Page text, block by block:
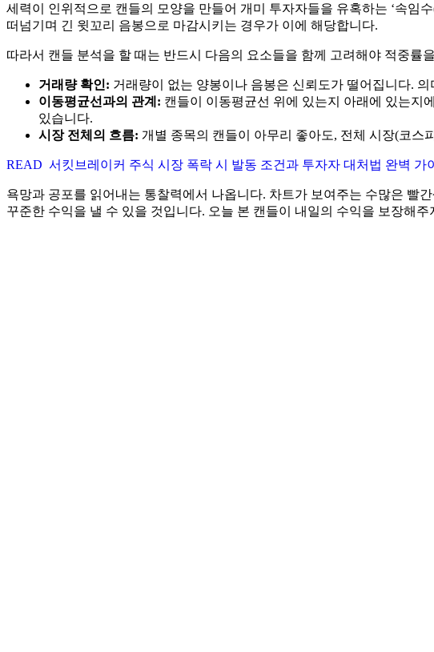
세력이 인위적으로 캔들의 모양을 만들어 개미 투자자들을 유혹하는 ‘속임
떠넘기며 긴 윗꼬리 음봉으로 마감시키는 경우가 이에 해당합니다.
따라서 캔들 분석을 할 때는 반드시 다음의 요소들을 함께 고려해야 적중률
거래량 확인: 거래량이 없는 양봉이나 음봉은 신뢰도가 떨어집니다.
이동평균선과의 관계: 캔들이 이동평균선 위에 있는지 아래에 있는지
있습니다.
시장 전체의 흐름: 개별 종목의 캔들이 아무리 좋아도, 전체 시장(코스
READ 서킷브레이커 주식 시장 폭락 시 발동 조건과 투자자 대처법 완벽 가
욕망과 공포를 읽어내는 통찰력에서 나옵니다. 차트가 보여주는 수많은 빨
꾸준한 수익을 낼 수 있을 것입니다. 오늘 본 캔들이 내일의 수익을 보장해